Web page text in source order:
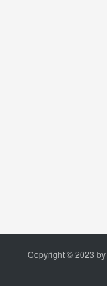
Copyright © 2023 by